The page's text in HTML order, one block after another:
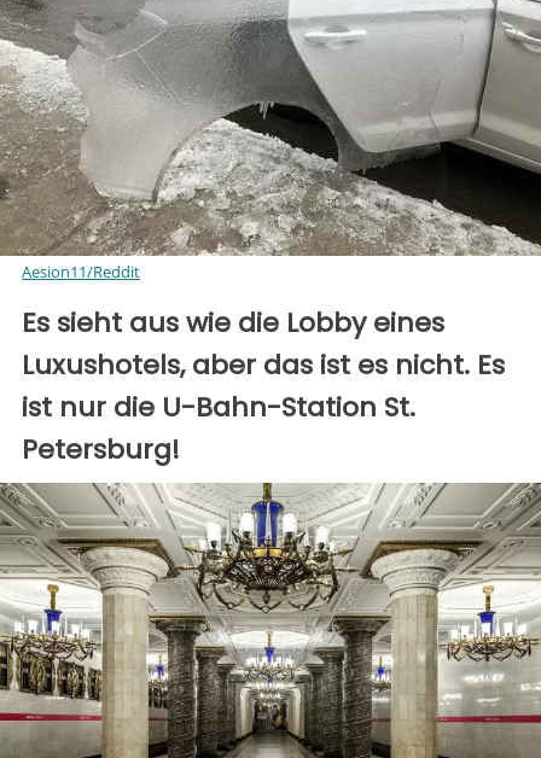
Aesion11/Reddit
Es sieht aus wie die Lobby eines
Luxushotels, aber das ist es nicht. Es
ist nur die U-Bahn-Station St.
Petersburg!